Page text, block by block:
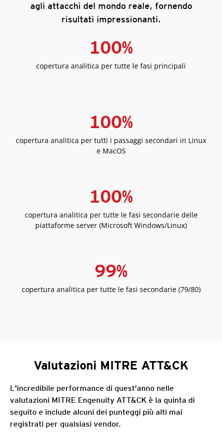
agli attacchi del mondo reale, fornendo
risultati impressionanti.
100%
copertura analitica per tutte le fasi principali
100%
copertura analitica per tutti i passaggi secondari in Linux
e MacOS
100%
copertura analitica per tutte le fasi secondarie delle
piattaforme server (Microsoft Windows/Linux)
99%
copertura analitica per tutte le fasi secondarie (79/80)
Valutazioni MITRE ATT&CK
L'incredibile performance di quest'anno nelle
valutazioni MITRE Engenuity ATT&CK è la quinta di
seguito e include alcuni dei punteggi più alti mai
registrati per qualsiasi vendor.